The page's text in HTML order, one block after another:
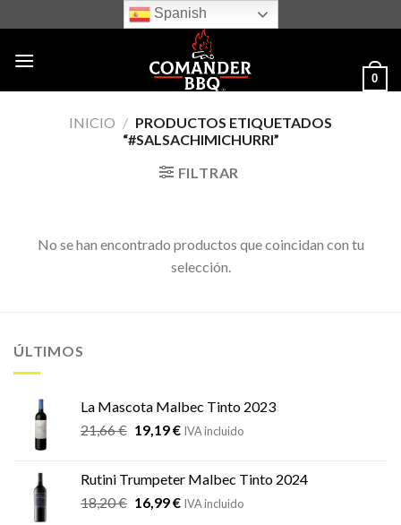
to
content
Spanish
0
INICIO / PRODUCTOS ETIQUETADOS
“#SALSACHIMICHURRI”
FILTRAR
No se han encontrado productos que coincidan con tu
selección.
ÚLTIMOS
La Mascota Malbec Tinto 2023
21,66€ El
era:
21,66 €.
19,19€El
es:
19,19 €.
IVA incluido
Rutini Trumpeter Malbec Tinto 2024
18,20€ El
16,99€ElIVA incluido